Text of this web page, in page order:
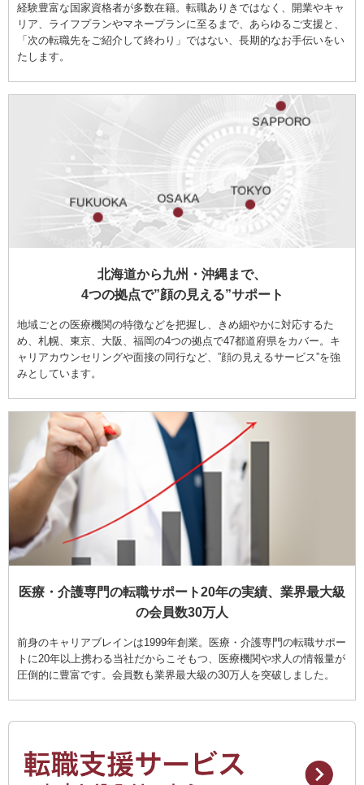
経験豊富な国家資格者が多数在籍。転職ありきではなく、開業やキャ
リア、ライフプランやマネープランに至るまで、あらゆるご支援と、
「次の転職先をご紹介して終わり」ではない、長期的なお手伝いをい
たします。
北海道から九州・沖縄まで、
4つの拠点で”顔の見える”サポート
地域ごとの医療機関の特徴などを把握し、きめ細やかに対応するた
め、札幌、東京、大阪、福岡の4つの拠点で47都道府県をカバー。キ
ャリアカウンセリングや面接の同行など、”顔の見えるサービス”を強
みとしています。
医療・介護専門の転職サポート20年の実績、業界最大級
の会員数30万人
前身のキャリアブレインは1999年創業。医療・介護専門の転職サポー
トに20年以上携わる当社だからこそもつ、医療機関や求人の情報量が
圧倒的に豊富です。会員数も業界最大級の30万人を突破しました。